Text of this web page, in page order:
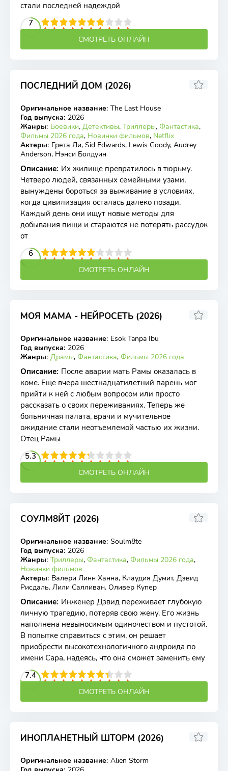
стали последней надеждой
7
4 5 6 7 8 9 10
СМОТРЕТЬ ОНЛАЙН
ПОСЛЕДНИЙ ДОМ (2026)
WEB-DL
Оригинальное название: The Last House
Год выпуска: 2026
Жанры: Боевики, Детективы, Триллеры, Фантастика,
Фильмы 2026 года, Новинки фильмов, Netflix
Актеры: Грета Ли, Sid Edwards, Lewis Goody, Audrey
Anderson, Нэнси Болдуин
Описание: Их жилище превратилось в тюрьму.
Четверо людей, связанных семейными узами,
вынуждены бороться за выживание в условиях,
когда цивилизация осталась далеко позади.
Каждый день они ищут новые методы для
добывания пищи и стараются не потерять рассудок
от
6
4 5 6 7 8 9 10
СМОТРЕТЬ ОНЛАЙН
МОЯ МАМА - НЕЙРОСЕТЬ (2026)
WEB-DL
Оригинальное название: Esok Tanpa Ibu
Год выпуска: 2026
Жанры: Драмы, Фантастика, Фильмы 2026 года
Описание: После аварии мать Рамы оказалась в
коме. Еще вчера шестнадцатилетний парень мог
прийти к ней с любым вопросом или просто
рассказать о своих переживаниях. Теперь же
больничная палата, врачи и мучительное
ожидание стали неотъемлемой частью их жизни.
Отец Рамы
5.3
4 5 6 7 8 9 10
СМОТРЕТЬ ОНЛАЙН
СОУЛМ8ЙТ (2026)
WEB-DL
Оригинальное название: Soulm8te
Год выпуска: 2026
Жанры: Триллеры, Фантастика, Фильмы 2026 года,
Новинки фильмов
Актеры: Валери Линн Ханна, Клаудия Думит, Дэвид
Рисдаль, Лили Салливан, Оливер Купер
Описание: Инженер Дэвид переживает глубокую
личную трагедию, потеряв свою жену. Его жизнь
наполнена невыносимым одиночеством и пустотой.
В попытке справиться с этим, он решает
приобрести высокотехнологичного андроида по
имени Сара, надеясь, что она сможет заменить ему
7.4
4 5 6 7 8 9 10
СМОТРЕТЬ ОНЛАЙН
ИНОПЛАНЕТНЫЙ ШТОРМ (2026)
WEB-DL
Оригинальное название: Alien Storm